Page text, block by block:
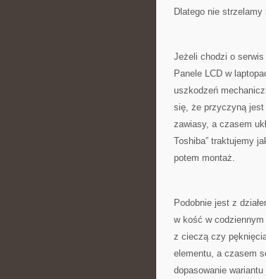
Dlatego nie
Jeżeli chodzi o
Panele LCD w
uszkodzeń
się, że przyczyną jest
zawiasy, a czasem
Toshiba” traktujemy
potem montaż.
Podobnie jest z
w kość w
z cieczą czy
elementu, a czasem
dopasowanie